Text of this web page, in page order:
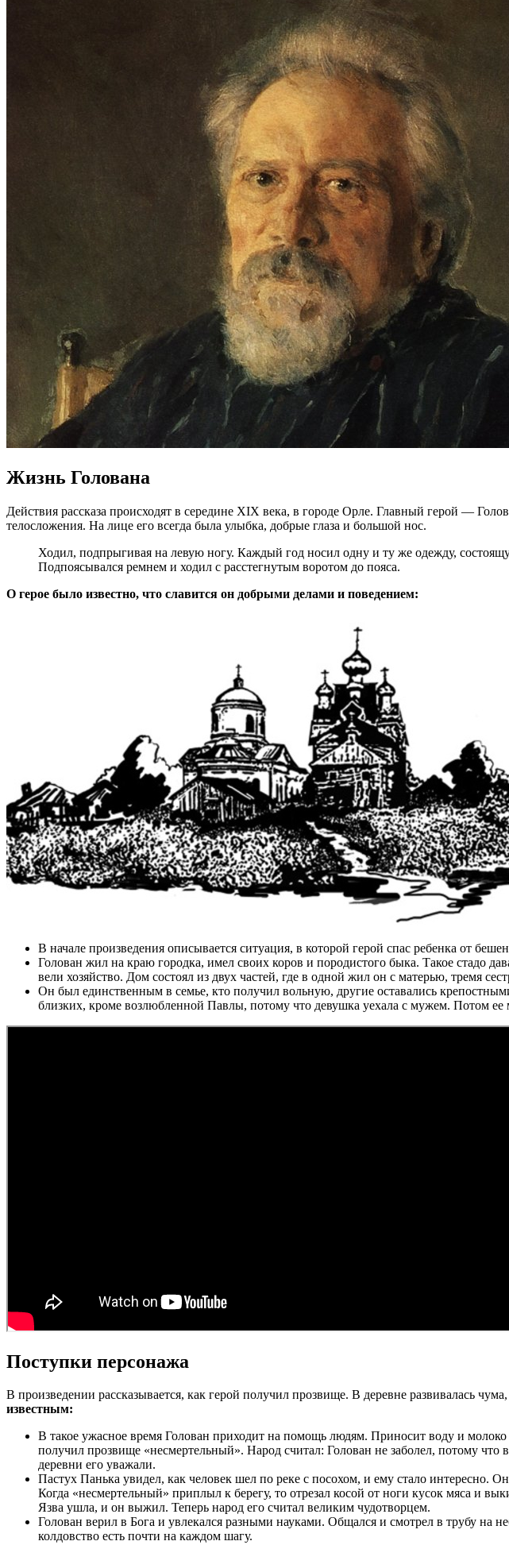
Жизнь Голована
Действия рассказа происходят в середине XIX века, в городе Орле. Главный герой —
телосложения. На лице его всегда была улыбка, добрые глаза и большой нос.
Ходил, подпрыгивая на левую ногу. Каждый год носил одну и ту же одежду,
Подпоясывался ремнем и ходил с расстегнутым воротом до пояса.
О герое было известно, что славится он добрыми делами и поведением:
В начале произведения описывается ситуация, в которой герой спас ребенка от
Голован жил на краю городка, имел своих коров и породистого быка. Такое стадо
вели хозяйство. Дом состоял из двух частей, где в одной жил он с матерью, тремя
Он был единственным в семье, кто получил вольную, другие оставались
близких, кроме возлюбленной Павлы, потому что девушка уехала с мужем. Потом ее
Поступки персонажа
В произведении рассказывается, как герой получил прозвище. В деревне развивалась
известным:
В такое ужасное время Голован приходит на помощь людям. Приносит воду и
получил прозвище «несмертельный». Народ считал: Голован не заболел, потому
деревни его уважали.
Пастух Панька увидел, как человек шел по реке с посохом, и ему стало интересно.
Когда «несмертельный» приплыл к берегу, то отрезал косой от ноги кусок мяса и
Язва ушла, и он выжил. Теперь народ его считал великим чудотворцем.
Голован верил в Бога и увлекался разными науками. Общался и смотрел в трубу
колдовство есть почти на каждом шагу.